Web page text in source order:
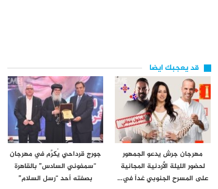
قد يعجبك ايضا
مهرجان جرش يدعو الجمهور
لحضور الليلة الأردنية المجانية
على المسرح الجنوبي غداً في…
جورج قرداحي يُكرَّم في مهرجان
“سمفوني السادس” بالقاهرة
بصفته أحد “رسل السلام”